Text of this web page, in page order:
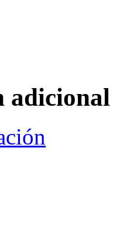
adicional